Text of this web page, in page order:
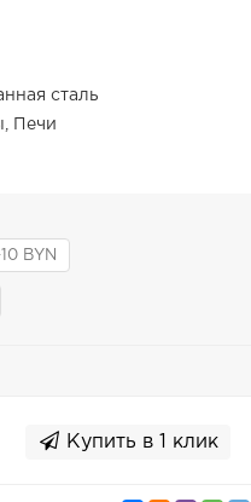
сталь
Печи
BYN
Купить в 1 клик